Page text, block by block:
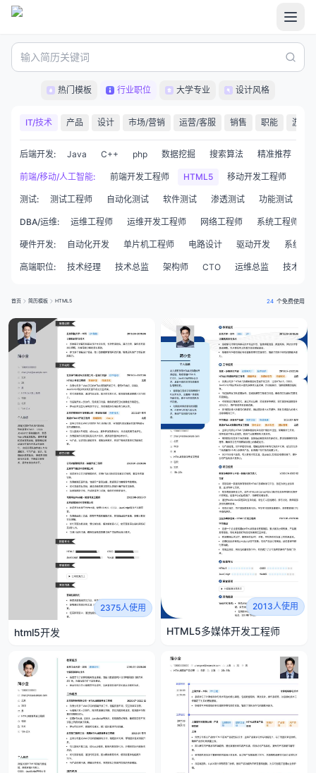
热门模板 行业职位 大学专业 设计风格
IT/技术 产品 设计 市场/营销 运营/客服 销售 职能 游戏
后端开发: Java C++ php 数据挖掘 搜索算法 精准推荐
前端/移动/人工智能:
WEB前端开发 前端开发工程师 HTML5 移动开发工程师
测试: 测试工程师 自动化测试 软件测试 渗透测试 功能测试
DBA/运维: 运维工程师 运维开发工程师 网络工程师 系统工程师
硬件开发: 自动化开发 单片机工程师 电路设计 驱动开发 系统集
高端职位: 技术经理 技术总监 架构师 CTO 运维总监 技术合
首页 简历模板 HTML5 24 个免费使用
2375人使用
html5开发
2013人使用
HTML5多媒体开发工程师